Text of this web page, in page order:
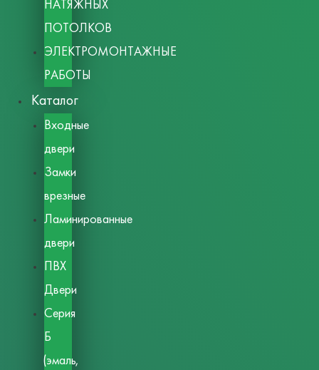
НАТЯЖНЫХ
ПОТОЛКОВ
ЭЛЕКТРОМОНТАЖНЫЕ
РАБОТЫ
Каталог
Входные
двери
Замки
врезные
Ламинированные
двери
ПВХ
Двери
Серия
Б
(эмаль,